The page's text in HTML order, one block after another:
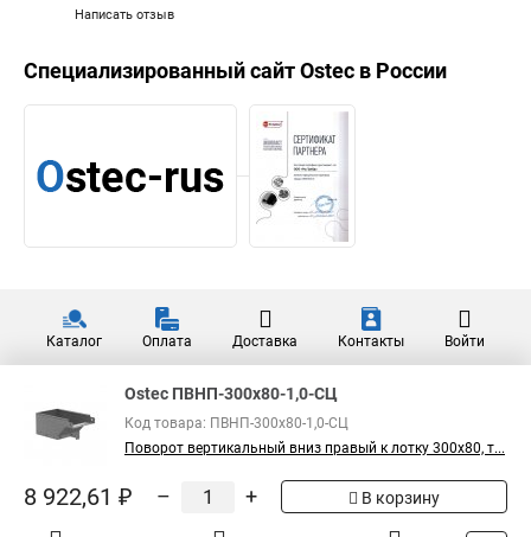
Написать отзыв
Специализированный сайтOstec в России
Каталог Оплата Доставка Контакты Войти
Ostec ПВНП-300х80-1,0-СЦ
Код товара: ПВНП-300х80-1,0-СЦ
Поворот вертикальный вниз правый к лотку 300х80, т...
8 922,61 ₽ – + В корзину